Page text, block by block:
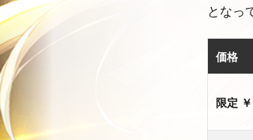
となっ
価格
限定